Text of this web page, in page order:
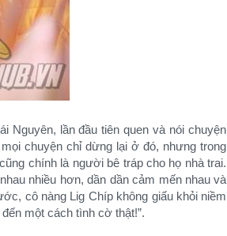
Nguyên, lần đầu tiên quen và nói chuyện
chuyện chỉ dừng lại ở đó, nhưng trong
chính là người bê tráp cho họ nhà trai.
nhiều hơn, dần dần cảm mến nhau và
cô nàng Lig Chíp không giấu khỏi niềm
một cách tình cờ thật!”.